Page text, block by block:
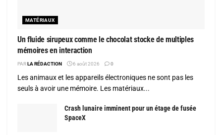
MATÉRIAUX
Un fluide sirupeux comme le chocolat stocke de multiples
mémoires en interaction
PARLA RÉDACTION 6 août 2026 0
Les animaux et les appareils électroniques ne sont pas les
seuls à avoir une mémoire. Les matériaux...
Crash lunaire imminent pour un étage de fusée
SpaceX